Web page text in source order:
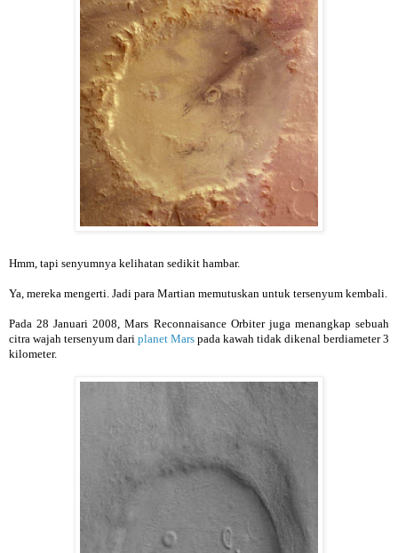
Hmm, tapi senyumnya kelihatan sedikit hambar.
Ya, mereka mengerti. Jadi para Martian memutuskan untuk tersenyum kembali.
Pada 28 Januari 2008, Mars Reconnaisance Orbiter juga menangkap sebuah
citra wajah tersenyum dari planet Mars pada kawah tidak dikenal berdiameter 3
kilometer.